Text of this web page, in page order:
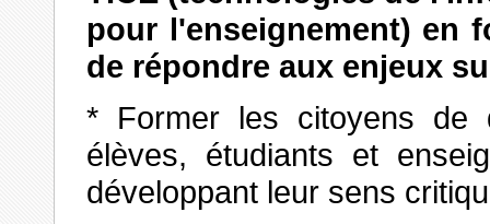
pour l'enseignement) en
de répondre aux enjeux
* Former les citoyens de
élèves, étudiants et
développant leur sens